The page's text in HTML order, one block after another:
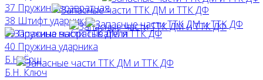
37 Пружина возвратная
38 Штифт ударника
39 Пружина выбрасывателя
40 Пружина ударника
Б.Н. Ёрш
Б.Н. Ключ